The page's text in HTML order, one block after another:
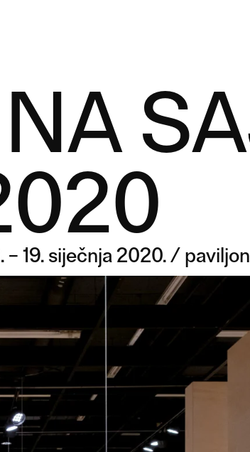
– 19. siječnja 2020. /